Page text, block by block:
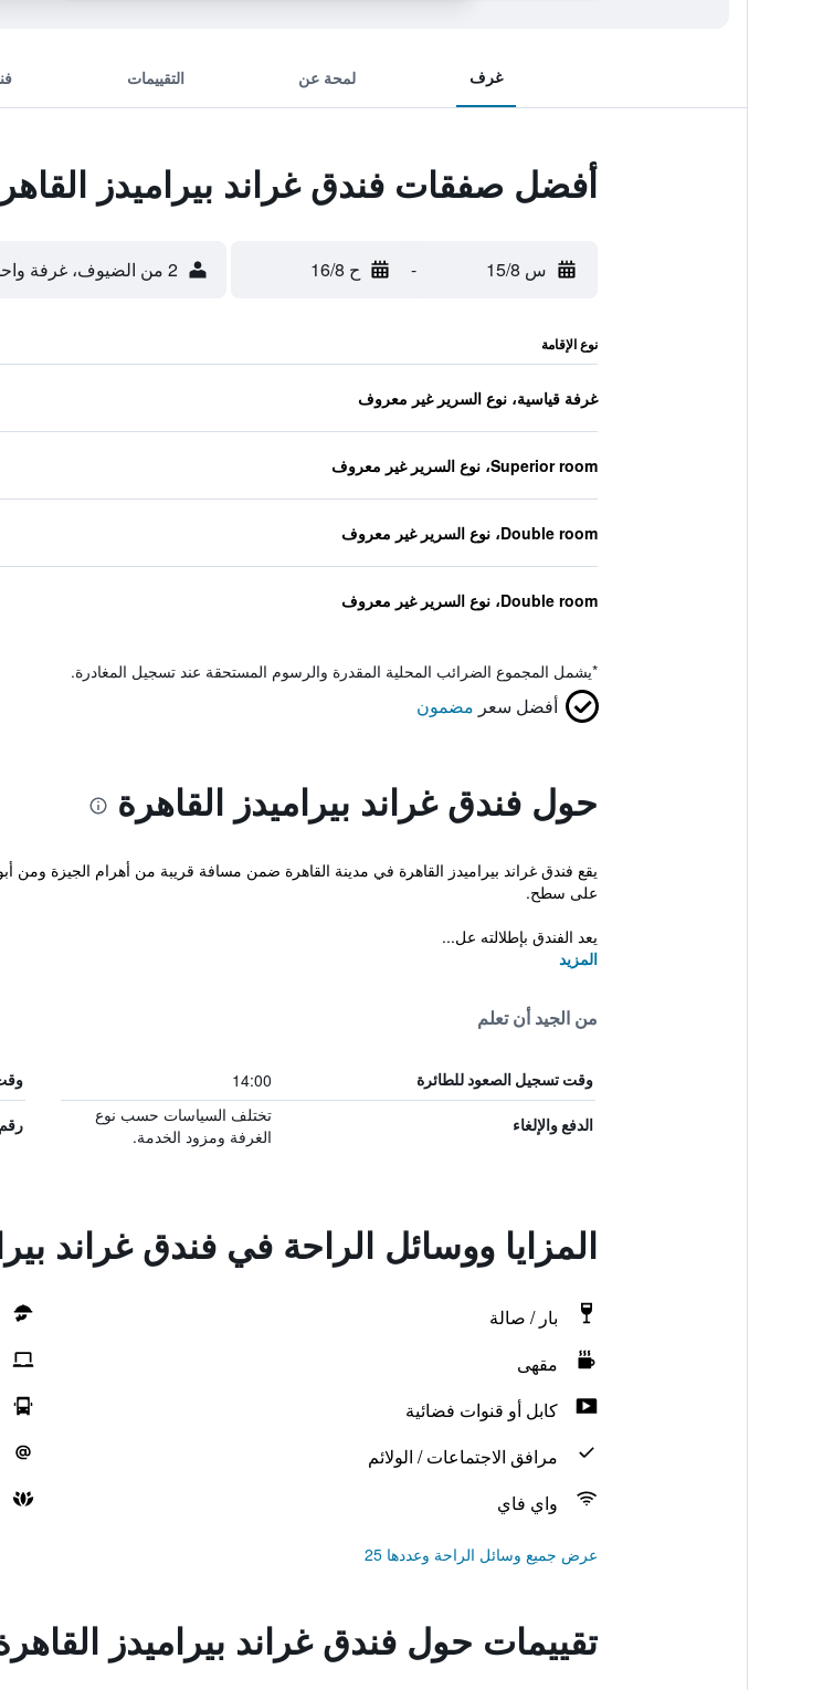
غرف لمحة عن التقييمات
أفضل صفقات فندق غراند بيراميدز
س 15/8 - ح 16/8 2 من الضيوف، غرفة واحدة
نوع الإقامة
غرفة قياسية، نوع السرير غير معروف
Superior room، نوع السرير غير معروف
Double room، نوع السرير غير معروف
Double room، نوع السرير غير معروف
*يشمل المجموع الضرائب المحلية المقدرة والرسوم المستحقة عند تسجيل المغادرة.
أفضل سعر مضمون
حول فندق غراند بيراميدز القاهرة
يقع فندق غراند بيراميدز القاهرة في مدينة القاهرة ضمن مسافة قريبة من أهرام الجيزة
على سطح.
يعد الفندق بإطلالته عل...
المزيد
من الجيد أن تعلم
وقت تسجيل الصعود للطائرة 14:00
الدفع والإلغاء
تختلف السياسات حسب نوع
الغرفة ومزود الخدمة.
المزايا ووسائل الراحة في فندق غراند
بار / صالة
مقهى
كابل أو قنوات فضائية
مرافق الاجتماعات / الولائم
واي فاي
عرض جميع وسائل الراحة وعددها 25
تقييمات حول فندق غراند بيراميدز